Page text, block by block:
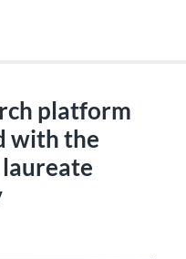
platform
with the